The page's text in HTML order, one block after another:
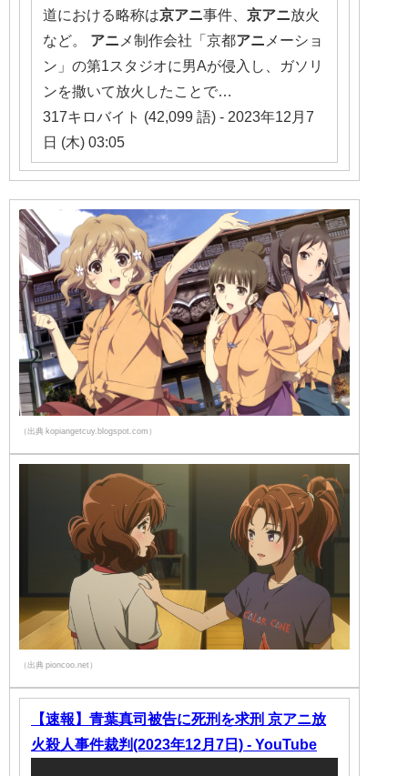
道における略称は京アニ事件、 京アニ 放火
など。 アニ メ制作会社「京都アニ メーショ
ン」の第1スタジオに男Aが侵入し、ガソリ
ンを撒いて放火したことで…
317キロバイト (42,099 語) - 2023年12月7
日 (木) 03:05
（出典 kopiangetcuy.blogspot.com）
（出典 pioncoo.net）
【速報】青葉真司被告に死刑を求刑 京アニ放
火殺人事件裁判(2023年12月7日) - YouTube